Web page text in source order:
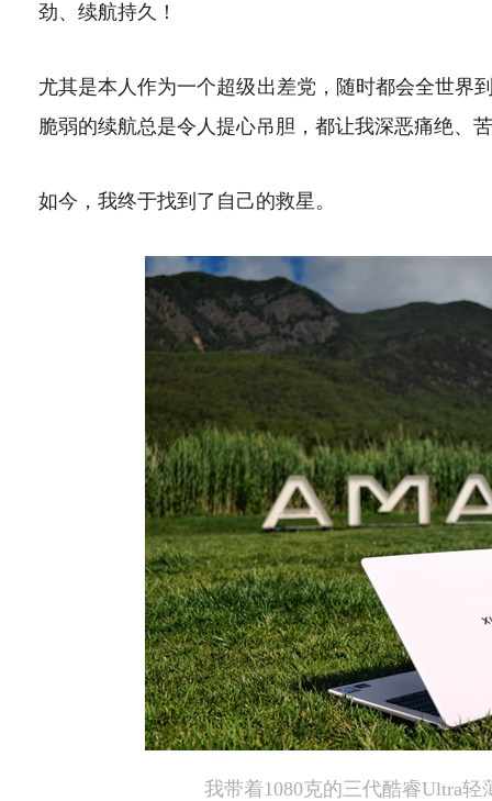
劲、续航持久！
尤其是本人作为一个超级出差党，随时都会全世界
脆弱的续航总是令人提心吊胆，都让我深恶痛绝、
如今，我终于找到了自己的救星。
我带着1080克的三代酷睿Ultra